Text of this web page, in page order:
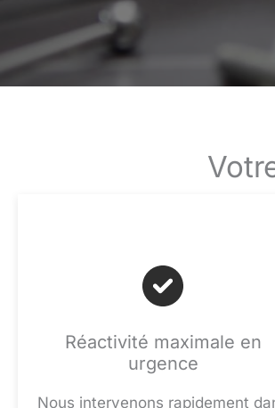
Réactivité maximale en
urgence
Nous intervenons rapidement